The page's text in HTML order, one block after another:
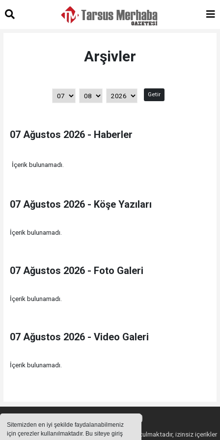
Sitemizden en iyi şekilde faydalanabilmeniz
için çerezler kullanılmaktadır. Bu siteye giriş
Arşivler
Getir
07 Ağustos 2026 - Haberler
İçerik bulunamadı.
07 Ağustos 2026 - Köşe Yazıları
İçerik bulunamadı.
07 Ağustos 2026 - Foto Galeri
İçerik bulunamadı.
07 Ağustos 2026 - Video Galeri
İçerik bulunamadı.
Sitemizde bulunan içeriklerin tüm hakları saklı tutulmaktadır, izinsiz içerikler